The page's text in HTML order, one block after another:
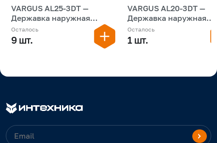
VARGUS AL25-3DT —
Державка наружная
резьбовая
Осталось
9 шт.
VARGUS AL20-3DT —
Державка наружная
резьбовая
Осталось
1 шт.